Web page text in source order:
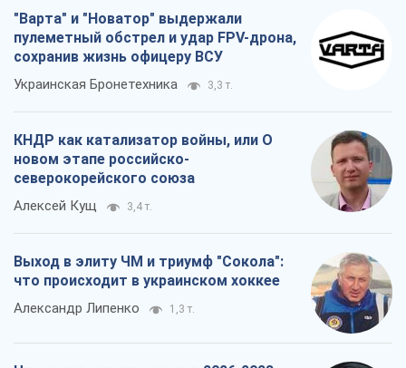
"Варта" и "Новатор" выдержали
пулеметный обстрел и удар FPV-дрона,
сохранив жизнь офицеру ВСУ
Украинская Бронетехника 3,3 т.
КНДР как катализатор войны, или О
новом этапе российско-
северокорейского союза
Алексей Кущ 3,4 т.
Выход в элиту ЧМ и триумф "Сокола":
что происходит в украинском хоккее
Александр Липенко 1,3 т.